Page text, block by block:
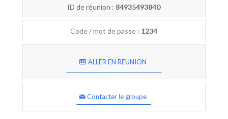
ID de réunion : 84935493840
Code / mot de passe : 1234
ALLER EN REUNION
Contacter le groupe